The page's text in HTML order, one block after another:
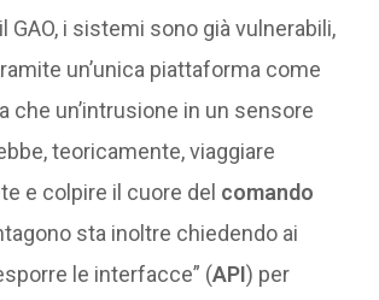
GAO, i sistemi sono già vulnerabili,
un’unica piattaforma come
che un’intrusione in un sensore
teoricamente, viaggiare
e colpire il cuore del comando
sta inoltre chiedendo ai
le interfacce” (API) per